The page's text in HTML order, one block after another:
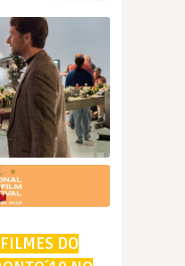
DO